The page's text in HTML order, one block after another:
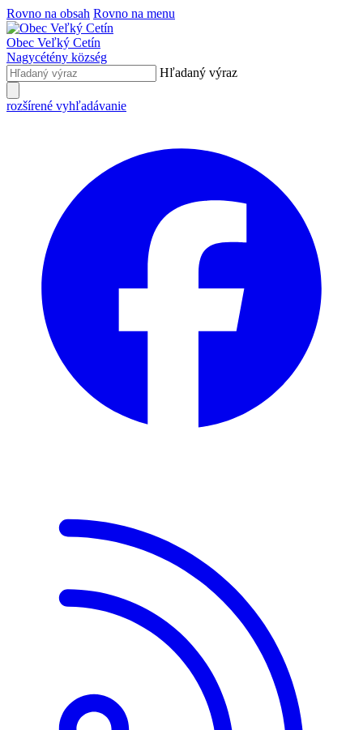
Rovno na obsah Rovno na menu
Obec Veľký Cetín
Nagycétény község
Hľadaný výraz
rozšírené vyhľadávanie